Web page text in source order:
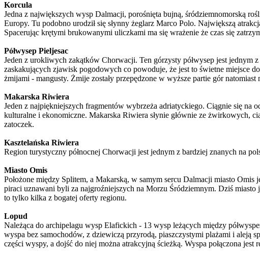
Korcula
Jedna z największych wysp Dalmacji, porośnięta bujną, śródziemnomorską
Europy. Tu podobno urodził się słynny żeglarz Marco Polo. Największą
Spacerując krętymi brukowanymi uliczkami ma się wrażenie że czas się
Półwysep Pieljesac
Jeden z urokliwych zakątków Chorwacji. Ten górzysty półwysep jest
zaskakujących zjawisk pogodowych co powoduje, że jest to świetne miejsce
żmijami - mangusty. Żmije zostały przepędzone w wyższe partie gór natomiast
Makarska Riwiera
Jeden z najpiękniejszych fragmentów wybrzeża adriatyckiego. Ciągnie się na
kulturalne i ekonomiczne. Makarska Riwiera słynie głównie ze żwirkowych,
zatoczek.
Kasztelańska Riwiera
Region turystyczny północnej Chorwacji jest jednym z bardziej znanych na
Miasto Omis
Położone między Splitem, a Makarską, w samym sercu Dalmacji miasto
piraci uznawani byli za najgroźniejszych na Morzu Śródziemnym. Dziś
to tylko kilka z bogatej oferty regionu.
Lopud
Należąca do archipelagu wysp Elafickich - 13 wysp leżących między
wyspa bez samochodów, z dziewiczą przyrodą, piaszczystymi plażami i aleją
części wyspy, a dojść do niej można atrakcyjną ścieżką. Wyspa połączona